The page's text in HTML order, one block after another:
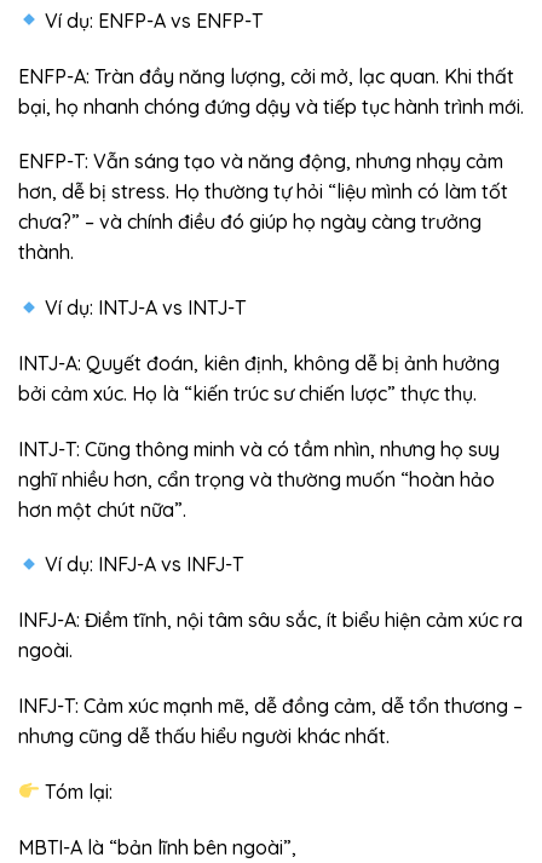
Ví dụ: ENFP-A vs ENFP-T
ENFP-A: Tràn đầy năng lượng, cởi mở, lạc quan. Khi thất
bại, họ nhanh chóng đứng dậy và tiếp tục hành trình mới.
ENFP-T: Vẫn sáng tạo và năng động, nhưng nhạy cảm
hơn, dễ bị stress. Họ thường tự hỏi “liệu mình có làm tốt
chưa?” – và chính điều đó giúp họ ngày càng trưởng
thành.
Ví dụ: INTJ-A vs INTJ-T
INTJ-A: Quyết đoán, kiên định, không dễ bị ảnh hưởng
bởi cảm xúc. Họ là “kiến trúc sư chiến lược” thực thụ.
INTJ-T: Cũng thông minh và có tầm nhìn, nhưng họ suy
nghĩ nhiều hơn, cẩn trọng và thường muốn “hoàn hảo
hơn một chút nữa”.
Ví dụ: INFJ-A vs INFJ-T
INFJ-A: Điềm tĩnh, nội tâm sâu sắc, ít biểu hiện cảm xúc ra
ngoài.
INFJ-T: Cảm xúc mạnh mẽ, dễ đồng cảm, dễ tổn thương –
nhưng cũng dễ thấu hiểu người khác nhất.
Tóm lại:
MBTI-A là “bản lĩnh bên ngoài”,